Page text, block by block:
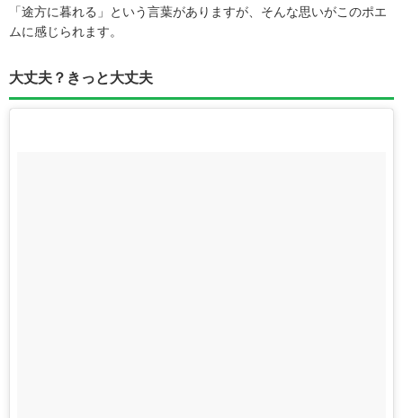
「途方に暮れる」という言葉がありますが、そんな思いがこのポエ
ムに感じられます。
大丈夫？きっと大丈夫